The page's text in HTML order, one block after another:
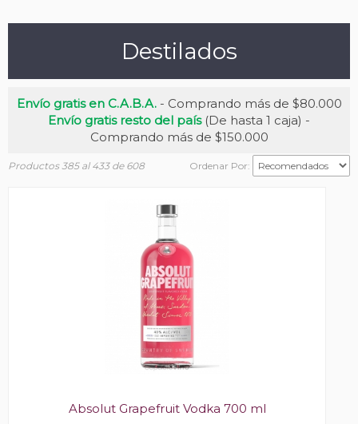
Destilados
Envío gratis en C.A.B.A.- Comprando más de $80.000
Envío gratis resto del país(De hasta 1 caja) -
Comprando más de $150.000
Productos 385 al 433 de 608 Ordenar Por:
Absolut Grapefruit Vodka 700 ml